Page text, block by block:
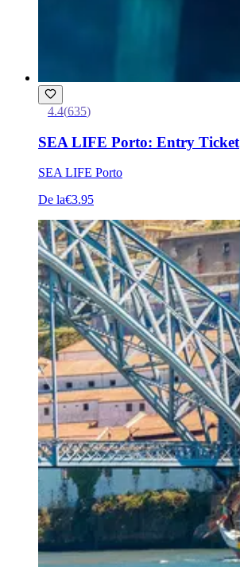
4.4(635)
SEA LIFE Porto: Entry Ticket
SEA LIFE Porto
De la€3.95